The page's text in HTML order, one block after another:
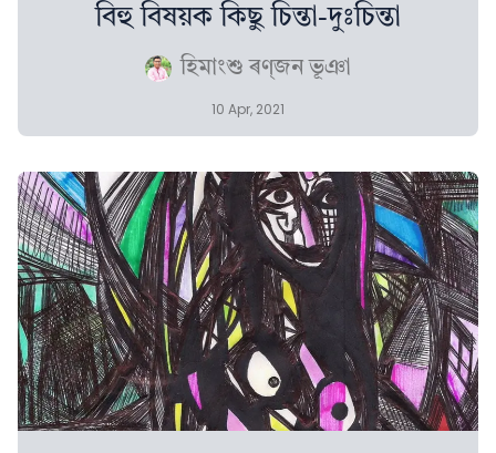
বিহু বিষয়ক কিছু চিন্তা-দুঃচিন্তা
হিমাংশু ৰণ্‌জন ভূঞা
10 Apr, 2021